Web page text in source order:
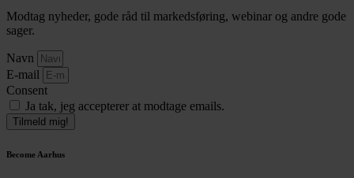
Modtag nyheder, gode råd til markedsføring, webinar og andre gode
sager.
Navn
E-mail
Consent
Ja tak, jeg accepterer at modtage emails.
Tilmeld mig!
Become Aarhus